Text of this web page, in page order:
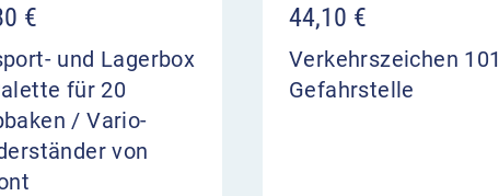
Reflexklasse RA2,
sich hervorragend für
besonders auch
€
und Lagerbox
für 20
/ Vario-
von
44,10 €
Verkehrszeichen 101
Gefahrstelle